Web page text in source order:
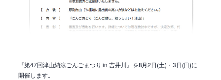
『第47回津山納涼ごんごまつり in 吉井川』を8月2日(土)・3日(日)に
開催します。